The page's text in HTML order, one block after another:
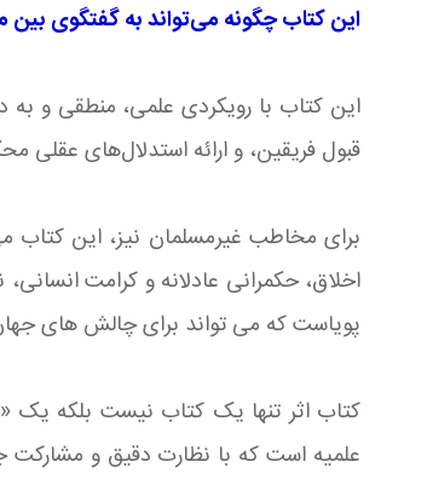
این کتاب چگونه می‌تواند به گفتگوی
این کتاب با رویکردی علمی، منطقی و به
قبول فریقین، و ارائه استدلال‌های
برای مخاطب غیرمسلمان نیز، این کتاب
اخلاق، حکمرانی عادلانه و کرامت
پویاست که می تواند برای چالش های جهان
کتاب اثر تنها یک کتاب نیست بلکه یک
علمیه است که با نظارت دقیق و